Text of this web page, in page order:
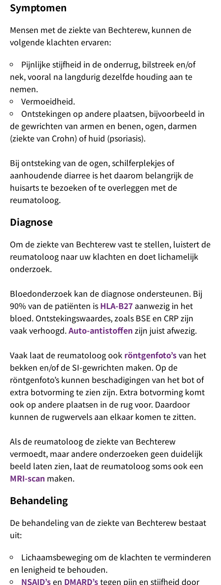
Symptomen
Mensen met de ziekte van Bechterew, kunnen de
volgende klachten ervaren:
Pijnlijke stijfheid in de onderrug, bilstreek en/of
nek, vooral na langdurig dezelfde houding aan te
nemen.
Vermoeidheid.
Ontstekingen op andere plaatsen, bijvoorbeeld in
de gewrichten van armen en benen, ogen, darmen
(ziekte van Crohn) of huid (psoriasis).
Bij ontsteking van de ogen, schilferplekjes of
aanhoudende diarree is het daarom belangrijk de
huisarts te bezoeken of te overleggen met de
reumatoloog.
Diagnose
Om de ziekte van Bechterew vast te stellen, luistert de
reumatoloog naar uw klachten en doet lichamelijk
onderzoek.
Bloedonderzoek kan de diagnose ondersteunen. Bij
90% van de patiënten is HLA-B27 aanwezig in het
bloed. Ontstekingswaardes, zoals BSE en CRP zijn
vaak verhoogd.Auto-antistoffen zijn juist afwezig.
Vaak laat de reumatoloog ook röntgenfoto’svan het
bekken en/of de SI-gewrichten maken. Op de
röntgenfoto’s kunnen beschadigingen van het bot of
extra botvorming te zien zijn. Extra botvorming komt
ook op andere plaatsen in de rug voor. Daardoor
kunnen de rugwervels aan elkaar komen te zitten.
Als de reumatoloog de ziekte van Bechterew
vermoedt, maar andere onderzoeken geen duidelijk
beeld laten zien, laat de reumatoloog soms ook een
MRI-scan maken.
Behandeling
De behandeling van de ziekte van Bechterew bestaat
uit:
Lichaamsbeweging om de klachten te verminderen
en lenigheid te behouden.
NSAID’sen DMARD’stegen pijn en stijfheid door